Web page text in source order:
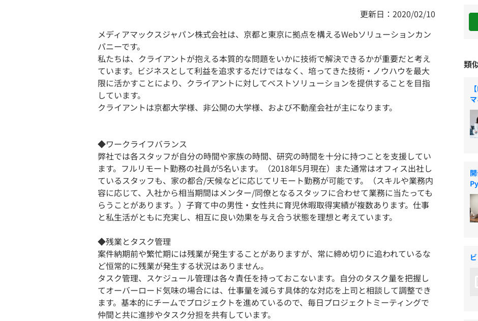
更新日：2020/02/10
メディアマックスジャパン株式会社は、京都と東京に拠点を構えるWebソリューションカン
パニーです。
私たちは、クライアントが抱える本質的な問題をいかに技術で解決できるかが重要だと考え
ています。ビジネスとして利益を追求するだけではなく、培ってきた技術・ノウハウを最大
限に活かすことにより、クライアントに対してベストソリューションを提供することを目指
しています。
クライアントは京都大学様、非公開の大学様、および不動産会社が主になります。
◆ワークライフバランス
弊社では各スタッフが自分の時間や家族の時間、研究の時間を十分に持つことを支援してい
ます。フルリモート勤務の社員が5名います。（2018年5月現在）また通常はオフィス出社し
ているスタッフも、家の都合/天候などに応じてリモート勤務が可能です。（スキルや業務内
容に応じて、入社から相当期間はメンター/同僚となるスタッフに合わせて業務に当たっても
らうことがあります。）子育て中の男性・女性共に育児休暇取得実績が複数あります。仕事
と私生活がともに充実し、相互に良い効果を与え合う状態を理想と考えています。
◆残業とタスク管理
案件納期前や繁忙期には残業が発生することがありますが、常に締め切りに追われているな
ど恒常的に残業が発生する状況はありません。
タスク管理、スケジュール管理は各々責任を持っておこないます。自分のタスク量を把握し
てオーバーロード気味の場合には、仕事量を減らす具体的な対応を上司と相談して調整でき
ます。基本的にチームでプロジェクトを進めているので、毎日プロジェクトミーティングで
仲間と共に進捗やタスク分担を共有しています。
類
補